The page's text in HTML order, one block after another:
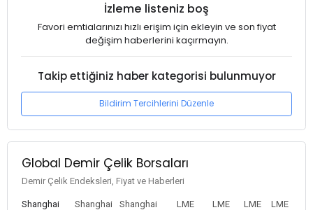
İzleme listeniz boş
Favori emtialarınızı hızlı erişim için ekleyin ve son fiyat
değişim haberlerini kaçırmayın.
Takip ettiğiniz haber kategorisi bulunmuyor
Bildirim Tercihlerini Düzenle
Global Demir Çelik Borsaları
Demir Çelik Endeksleri, Fiyat ve Haberleri
Shanghai
Shanghai
Shanghai
LME
LME
LME
LME